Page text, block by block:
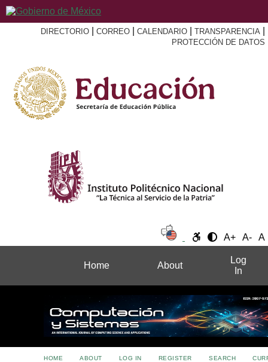
DIRECTORIO CORREO CALENDARIO TRANSPARENCIA
PROTECCIÓN DE DATOS
A+ A- A
Home About
Log
In
HOME ABOUT LOG IN REGISTER SEARCH